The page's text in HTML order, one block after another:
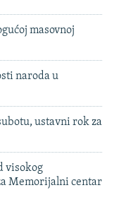
masovnoj
naroda u
ustavni rok za
visokog
Memorijalni centar